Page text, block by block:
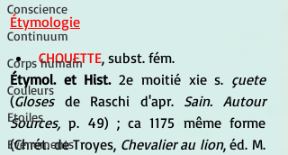
Conscience
Continuum
Corps humain
Couleurs
Etoiles
Evénements
Étymologie
CHOUETTE, subst. fém.
Étymol. et Hist. 2e moitié xie s. çuete
(Gloses de Raschi d'apr. Sain. Autour
Sources, p. 49) ; ca 1175 même forme
(Chrét. de Troyes, Chevalier au lion, éd. M.